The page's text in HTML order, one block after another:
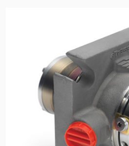
Zertifizierungen und
Standards
Kontaktieren Sie uns
Standorte
Neuigkeiten
Nachhaltigkeit